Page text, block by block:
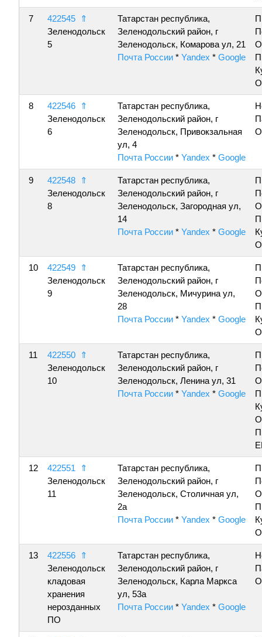
7 422545
⇑
Зеленодольск
5
Татарстан республика,
Зеленодольский район, г
Зеленодольск, Комарова ул, 21
Почта России * Yandex * Google
8 422546
⇑
Зеленодольск
6
Татарстан республика,
Зеленодольский район, г
Зеленодольск, Привокзальная
ул, 4
Почта России * Yandex * Google
9 422548
⇑
Зеленодольск
8
Татарстан республика,
Зеленодольский район, г
Зеленодольск, Загородная ул,
14
Почта России * Yandex * Google
10 422549
⇑
Зеленодольск
9
Татарстан республика,
Зеленодольский район, г
Зеленодольск, Мичурина ул,
28
Почта России * Yandex * Google
11 422550
⇑
Зеленодольск
10
Татарстан республика,
Зеленодольский район, г
Зеленодольск, Ленина ул, 31
Почта России * Yandex * Google
12 422551
⇑
Зеленодольск
11
Татарстан республика,
Зеленодольский район, г
Зеленодольск, Столичная ул,
2а
Почта России * Yandex * Google
13 422556
⇑
Зеленодольск
кладовая
хранения
нерозданных
ПО
Татарстан республика,
Зеленодольский район, г
Зеленодольск, Карла Маркса
ул, 53а
Почта России * Yandex * Google